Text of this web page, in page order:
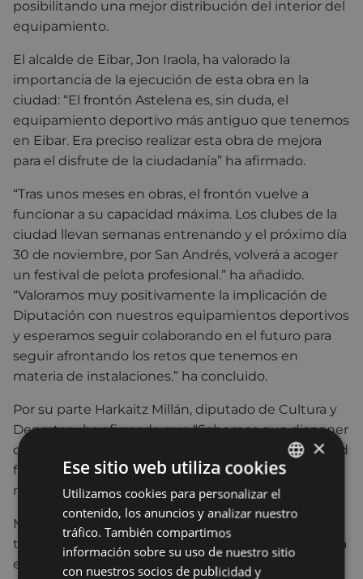
posibilitando una mejor distribución del interior del
equipamiento.
El alcalde de Eibar, Jon Iraola, ha valorado la
importancia de la ejecución de esta obra en la
ciudad: “El frontón Astelena es, sin duda, el
equipamiento deportivo más antiguo que tenemos
en Eibar. Era preciso realizar esta obra de mejora
para el disfrute de la ciudadanía” ha afirmado.
“Tras unos meses en obras, el frontón vuelve a
funcionar a su capacidad máxima. Los clubes de la
ciudad llevan semanas entrenando y el próximo día
30 de noviembre, por San Andrés, volverá a acoger
un festival de pelota profesional.” ha añadido.
“Valoramos muy positivamente la implicación de
Diputación con nuestros equipamientos deportivos
y esperamos seguir colaborando en el futuro para
seguir afrontando los retos que tenemos en
materia de instalaciones.” ha concluido.
Por su parte Harkaitz Millán, diputado de Cultura y
Deportes, ha afirmado que “Sabemos que disponer
de espacios próximos para la práctica de la actividad
física constituye un indicador que influye en los
niveles de actividad de la población.
Más allá de la propia práctica deportiva, incide
también en aspectos transversales como la salud, la
educación, la convivencia, la igualdad o la
BASQUE
SPANISH
×
Ese sitio web utiliza cookies
Utilizamos cookies para personalizar el
contenido, los anuncios y analizar nuestro
tráfico. También compartimos
información sobre su uso de nuestro sitio
con nuestros socios de publicidad y